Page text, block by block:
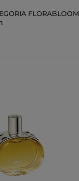
FLORABLOOM